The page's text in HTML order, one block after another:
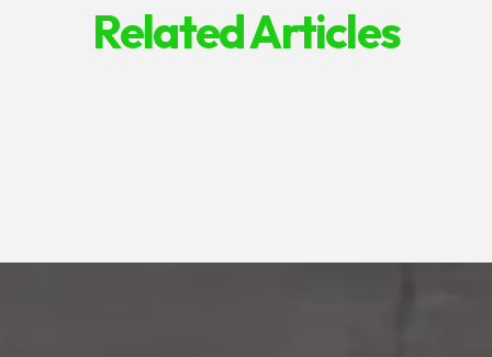
Related Articles